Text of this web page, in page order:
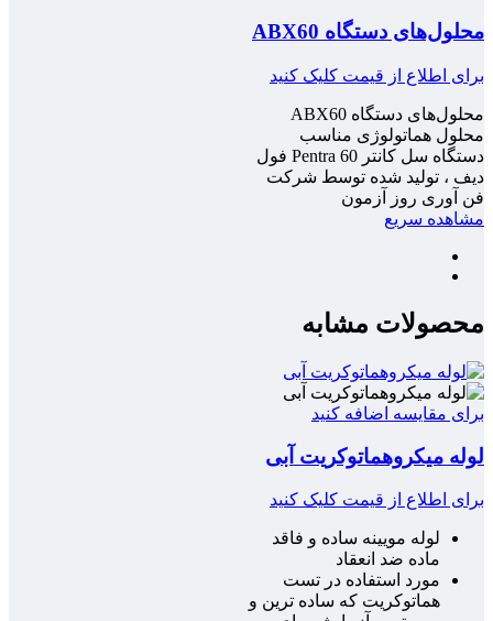
محلول‌های دستگاه ABX60
برای اطلاع از قیمت کلیک کنید
محلول‌های دستگاه ABX60
محلول هماتولوژی مناسب
دستگاه سل کانتر Pentra 60 فول
دیف ، تولید شده توسط شرکت
فن آوری روز آزمون
مشاهده سریع
محصولات مشابه
برای مقایسه اضافه کنید
لوله میکروهماتوکریت آبی
برای اطلاع از قیمت کلیک کنید
لوله مویینه ساده و فاقد
ماده ضد انعقاد
مورد استفاده در تست
هماتوکریت که ساده ترین و